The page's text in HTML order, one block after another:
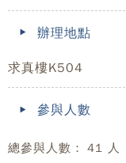
辦理地點
求真樓K504
參與人數
總參與人數：
41 人